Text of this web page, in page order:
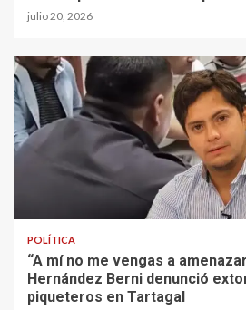
julio 20, 2026
POLÍTICA
“A mí no me vengas a
Hernández Berni denunció
piqueteros en Tartagal